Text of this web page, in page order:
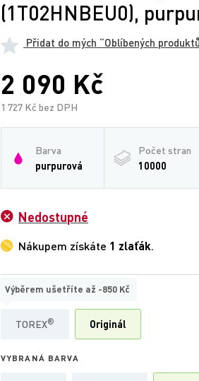
(1T02HNBEU0),
Přidat do mých “Oblíbených
2 090 Kč
1 727 Kč bez DPH
Barva
purpurová
Počet stran
10000
Nedostupné
Nákupem získáte 1 zlaťák.
TYP
TOREX®
Výběrem ušetříte až -850 Kč
Originál
VYBRANÁ BARVA